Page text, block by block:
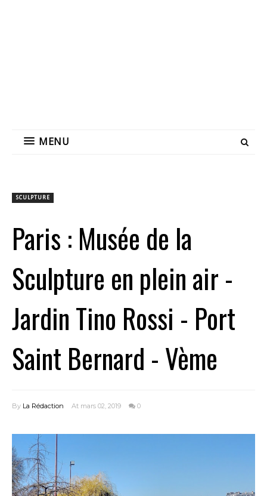
MENU
SCULPTURE
Paris : Musée de la
Sculpture en plein air -
Jardin Tino Rossi - Port
Saint Bernard - Vème
By La Rédaction At mars 02, 2019 0